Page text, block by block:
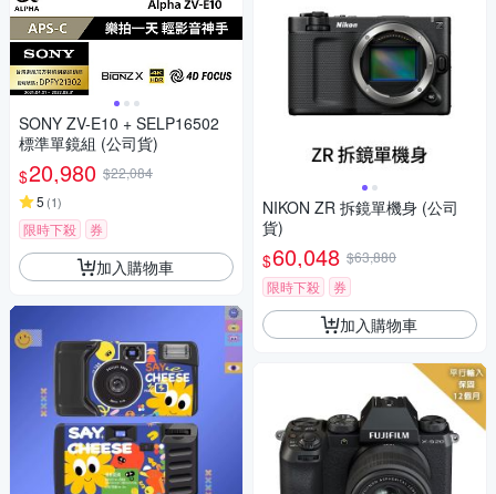
SONY ZV-E10 + SELP16502
標準單鏡組 (公司貨)
$20,980 $22,084
5 (1)
限時下殺 券
加入購物車
NIKON ZR 拆鏡單機身 (公司
貨)
$60,048 $63,880
限時下殺
券
加入購物車